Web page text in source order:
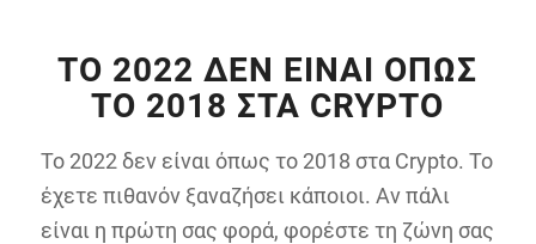
ΤΟ 2022 ΔΕΝ ΕΊΝΑΙ ΌΠΩΣ
ΤΟ 2018 ΣΤΑ CRYPTO
Το 2022 δεν είναι όπως το 2018 στα Crypto. Το
έχετε πιθανόν ξαναζήσει κάποιοι. Αν πάλι
είναι η πρώτη σας φορά, φορέστε τη ζώνη σας